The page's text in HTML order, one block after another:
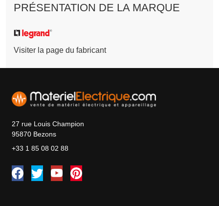
PRÉSENTATION DE LA MARQUE
Visiter la page du fabricant
27 rue Louis Champion
95870 Bezons
+33 1 85 08 02 88